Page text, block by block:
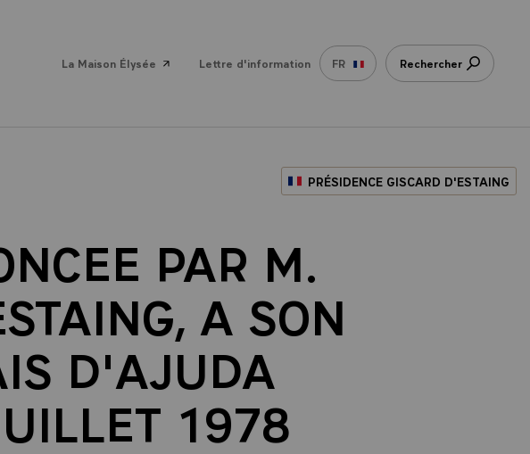
La Maison Élysée Lettre d'information FR Rechercher
PRÉSIDENCE GISCARD D'ESTAING
PAR M.
A SON
D'AJUDA
1978